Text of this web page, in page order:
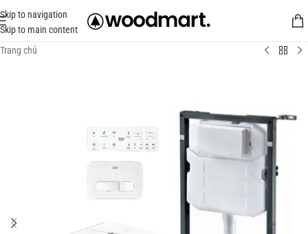
Skip to navigation
Skip to main content
Trang chủ